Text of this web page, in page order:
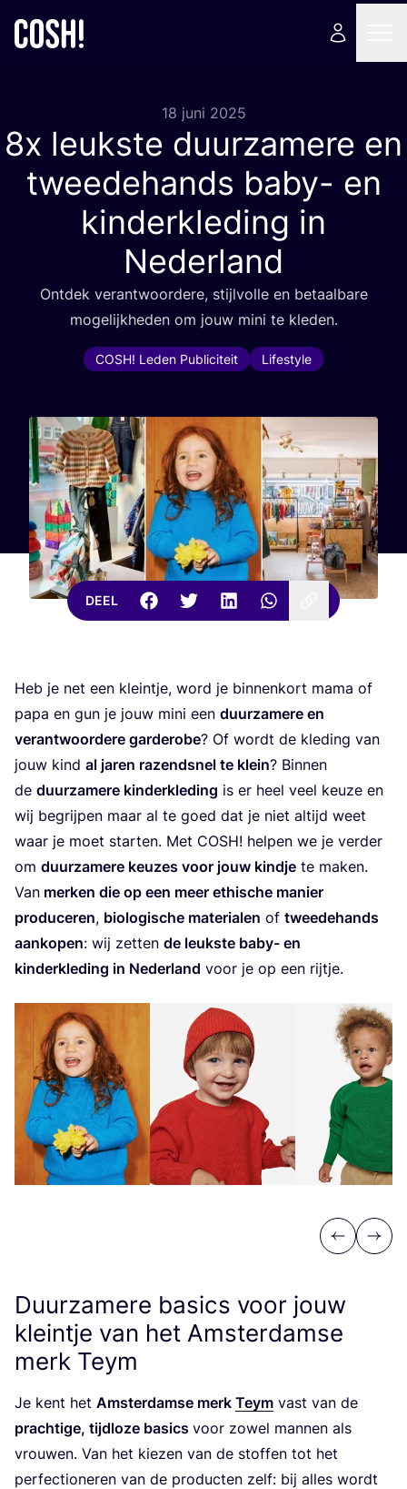
18 juni 2025
8x leukste duurzamere en
tweedehands baby- en
kinderkleding in
Nederland
Ont­dek ver­ant­woor­de­re, stijl­vol­le en betaal­ba­re
moge­lijk­he­den om jouw mini te kleden.
COSH! Leden Publiciteit Lifestyle
DEEL
Heb je net een klein­tje, word je bin­nen­kort mama of
papa en gun je jouw mini een duur­za­me­re en
ver­ant­woor­de­re gar­de­ro­be? Of wordt de kle­ding van
jouw kind al jaren razend­snel te klein? Bin­nen
de duur­za­me­re kin­der­kle­ding is er heel veel keu­ze en
wij begrij­pen maar al te goed dat je niet altijd weet
waar je moet star­ten. Met COSH! hel­pen we je ver­der
om duur­za­me­re keu­zes voor jouw kind­je te maken.
Van mer­ken die op een meer ethi­sche manier
pro­du­ce­ren, bio­lo­gi­sche mate­ri­a­len of twee­de­hands
aan­ko­pen: wij zet­ten de leuk­ste baby- en
kin­der­kle­ding in Neder­land voor je op een rijtje.
Previous
Next
Duurzamere basics voor jouw
kleintje van het Amsterdamse
merk Teym
Je kent het Amster­dam­se merk Teym vast van de
prach­ti­ge, tijd­lo­ze basics voor zowel man­nen als
vrou­wen. Van het kie­zen van de stof­fen tot het
per­fec­ti­o­ne­ren van de pro­duc­ten zelf: bij alles wordt